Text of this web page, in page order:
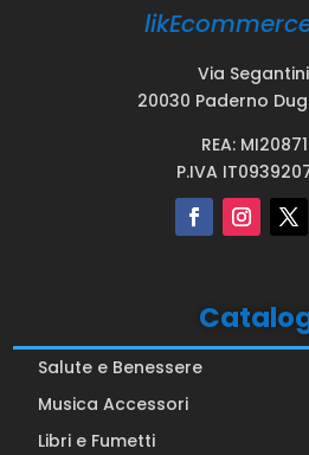
Via
20030 Paderno
REA:
P.IVA
Salute e Benessere
Musica Accessori
Libri e Fumetti